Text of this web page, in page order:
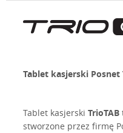
Tablet kasjerski Posnet
Tablet kasjerski TrioTAB
stworzone przez firmę